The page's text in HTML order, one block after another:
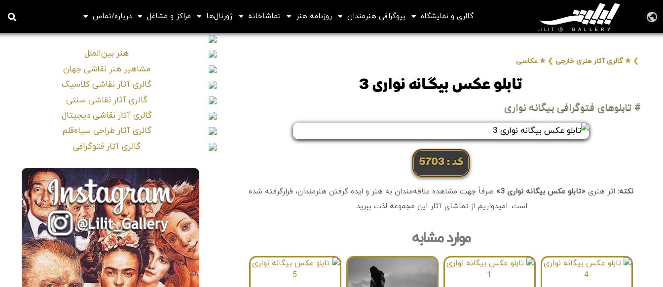
گالری و نمایشگاه بیوگرافی هنرمندان روزنامه هنر تماشاخانه ژورنال‌ها مراکز و مشاغل درباره/تماس
❯ ✮ گالری آثار هنری خارجی ❯ ✮ عکاسی
تابلو عکس بیگانه نواری 3
# تابلوهای فتوگرافی بیگانه نواری
کد: 5703
نکته: اثر هنری «تابلو عکس بیگانه نواری 3»
صرفاً جهت مشاهده علاقه‌مندان به هنر و ایده گرفتن هنرمندان، قرارگرفته شده
است. امیدواریم از تماشای آثار این مجموعه لذت ببرید.
موارد مشابه